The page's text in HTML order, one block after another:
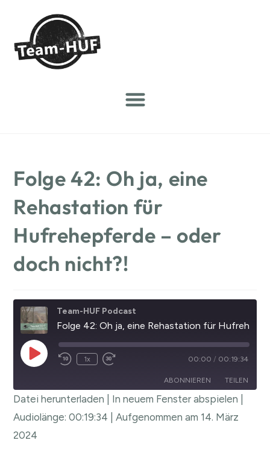
Folge 42: Oh ja, eine
Rehastation für
Hufrehepferde – oder
doch nicht?!
Team-HUF Podcast
1x 00:00 / 00:19:34
ABONNIEREN TEILEN
RSS FEED
TEILEN
LINK
Datei herunterladen In neuem Fenster abspielen
Audiolänge: 00:19:34 |Aufgenommen am 14. März
2024